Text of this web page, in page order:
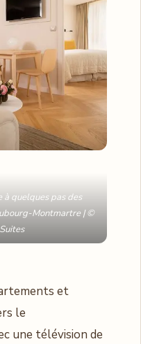
à quelques pas des
Montmartre | ©
et
le
une télévision de